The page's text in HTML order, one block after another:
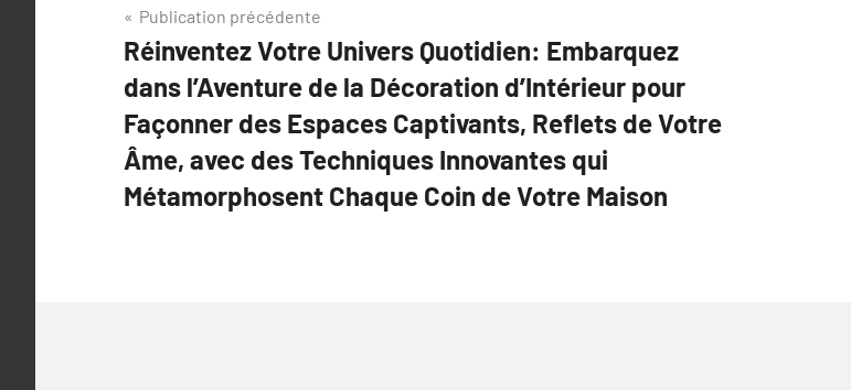
Navigation
de
l’article
Publication précédente
Réinventez Votre Univers Quotidien: Embarquez
dans l’Aventure de la Décoration d’Intérieur pour
Façonner des Espaces Captivants, Reflets de Votre
Âme, avec des Techniques Innovantes qui
Métamorphosent Chaque Coin de Votre Maison